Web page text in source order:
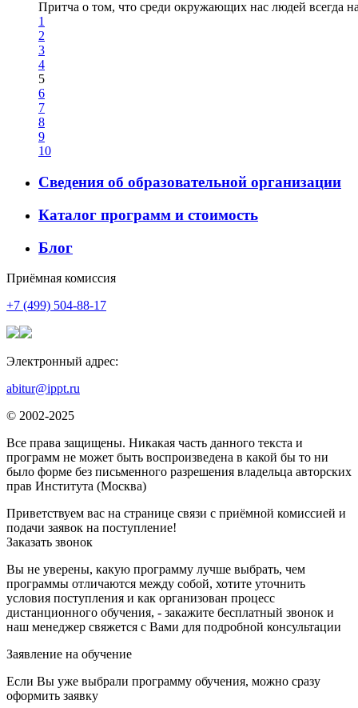
Притча о том, что среди окружающих нас людей всегда
1
2
3
4
5
6
7
8
9
10
Сведения об образовательной организации
Каталог программ и стоимость
Блог
Приёмная комиссия
+7 (499) 504-88-17
Электронный адрес:
abitur@ippt.ru
© 2002-2025
Все права защищены. Никакая часть данного текста и
программ не может быть воспроизведена в какой бы то ни
было форме без письменного разрешения владельца авторских
прав Института (Москва)
Приветствуем вас на странице связи с приёмной комиссией и
подачи заявок на поступление!
Заказать звонок
Вы не уверены, какую программу лучше выбрать, чем
программы отличаются между собой, хотите уточнить
условия поступления и как организован процесс
дистанционного обучения, - закажите бесплатный звонок и
наш менеджер свяжется с Вами для подробной консультации
Заявление на обучение
Если Вы уже выбрали программу обучения, можно сразу
оформить заявку